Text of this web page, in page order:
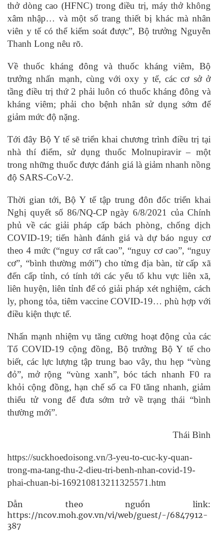
thở dòng cao (HFNC) trong điều trị, máy thở không
xâm nhập… và một số trang thiết bị khác mà nhân
viên y tế có thể kiểm soát được”, Bộ trưởng Nguyễn
Thanh Long nêu rõ.
Về thuốc kháng đông và thuốc kháng viêm, Bộ
trưởng nhấn mạnh, cùng với oxy y tế, các cơ sở ở
tầng điều trị thứ 2 phải luôn có thuốc kháng đông và
kháng viêm; phải cho bệnh nhân sử dụng sớm để
giảm mức độ nặng.
Tới đây Bộ Y tế sẽ triển khai chương trình điều trị tại
nhà thí điểm, sử dụng thuốc Molnupiravir – một
trong những thuốc được đánh giá là giảm nhanh nồng
độ SARS-CoV-2.
Thời gian tới, Bộ Y tế tập trung đôn đốc triển khai
Nghị quyết số 86/NQ-CP ngày 6/8/2021 của Chính
phủ về các giải pháp cấp bách phòng, chống dịch
COVID-19; tiến hành đánh giá và dự báo nguy cơ
theo 4 mức (“nguy cơ rất cao”, “nguy cơ cao”, “nguy
cơ”, “bình thường mới”) cho từng địa bàn, từ cấp xã
đến cấp tỉnh, có tính tới các yếu tố khu vực liên xã,
liên huyện, liên tỉnh để có giải pháp xét nghiệm, cách
ly, phong tỏa, tiêm vaccine COVID-19… phù hợp với
điều kiện thực tế.
Nhấn mạnh nhiệm vụ tăng cường hoạt động của các
Tổ COVID-19 cộng đồng, Bộ trưởng Bộ Y tế cho
biết, các lực lượng tập trung bao vây, thu hẹp “vùng
đỏ”, mở rộng “vùng xanh”, bóc tách nhanh F0 ra
khỏi cộng đồng, hạn chế số ca F0 tăng nhanh, giảm
thiểu tử vong để đưa sớm trở về trạng thái “bình
thường mới”.
Thái Bình
https://suckhoedoisong.vn/3-yeu-to-cuc-ky-quan-
trong-ma-tang-thu-2-dieu-tri-benh-nhan-covid-19-
phai-chuan-bi-169210813211325571.htm
Dẫn theo nguồn link:
https://ncov.moh.gov.vn/vi/web/guest/-/6847912-
387